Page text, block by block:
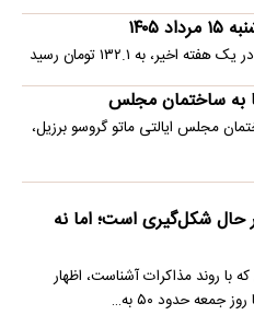
به ساختمان مجلس
مجلس ایالتی ماتو گروسو برزیل،
حال شکل‌گیری است؛ اما نه
روند مذاکرات آشناست، اظهار
حدود ۵۰ به…